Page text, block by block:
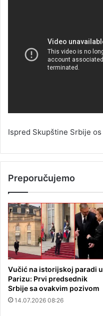
Ispred Skupštine Srbije os
Preporučujemo
Vučić na istorijskoj paradi u
Parizu: Prvi predsednik
Srbije sa ovakvim pozivom
14.07.2026 08:26